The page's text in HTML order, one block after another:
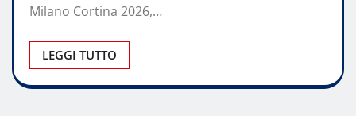
Milano Cortina 2026,…
LEGGI TUTTO